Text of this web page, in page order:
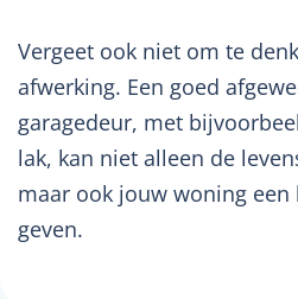
Vergeet ook niet om te
afwerking. Een goed
garagedeur, met
lak, kan niet alleen de
maar ook jouw woning
geven.